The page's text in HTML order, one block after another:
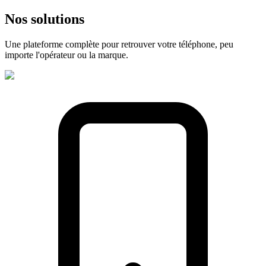
Nos solutions
Une plateforme complète pour retrouver votre téléphone, peu
importe l'opérateur ou la marque.